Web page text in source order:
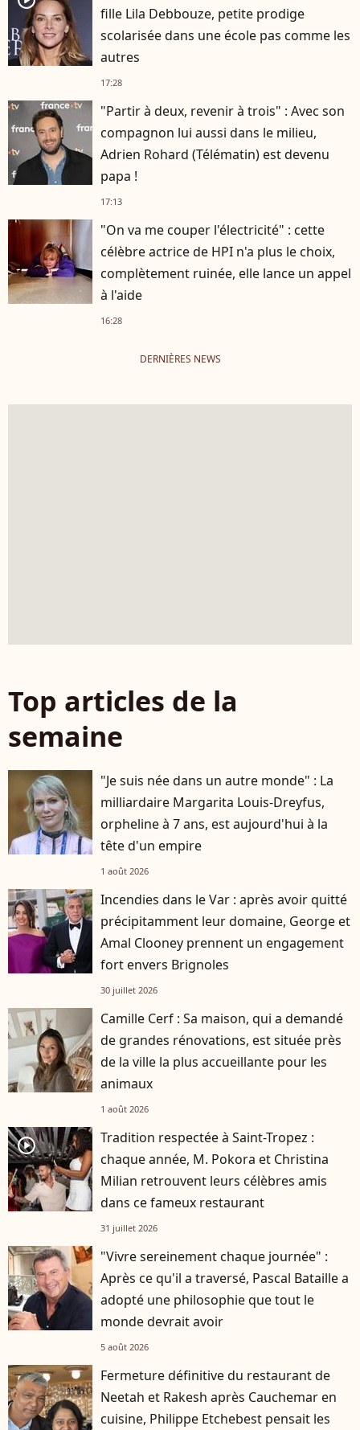
fille Lila Debbouze, petite prodige
scolarisée dans une école pas comme les
autres
17:28
"Partir à deux, revenir à trois" : Avec son
compagnon lui aussi dans le milieu,
Adrien Rohard (Télématin) est devenu
papa !
17:13
"On va me couper l'électricité" : cette
célèbre actrice de HPI n'a plus le choix,
complètement ruinée, elle lance un appel
à l'aide
16:28
DERNIÈRES NEWS
Top articles de la
semaine
"Je suis née dans un autre monde" : La
milliardaire Margarita Louis-Dreyfus,
orpheline à 7 ans, est aujourd'hui à la
tête d'un empire
1 août 2026
Incendies dans le Var : après avoir quitté
précipitamment leur domaine, George et
Amal Clooney prennent un engagement
fort envers Brignoles
30 juillet 2026
Camille Cerf : Sa maison, qui a demandé
de grandes rénovations, est située près
de la ville la plus accueillante pour les
animaux
1 août 2026
player2
Tradition respectée à Saint-Tropez :
chaque année, M. Pokora et Christina
Milian retrouvent leurs célèbres amis
dans ce fameux restaurant
31 juillet 2026
"Vivre sereinement chaque journée" :
Après ce qu'il a traversé, Pascal Bataille a
adopté une philosophie que tout le
monde devrait avoir
5 août 2026
Fermeture définitive du restaurant de
Neetah et Rakesh après Cauchemar en
cuisine, Philippe Etchebest pensait les